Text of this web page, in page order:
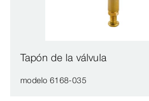
Tapón de la válvula
modelo 6168-035